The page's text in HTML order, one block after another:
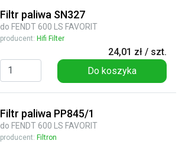
Filtr paliwa SN327
do FENDT 600 LS FAVORIT
producent: Hifi Filter
24,01 zł / szt.
Do koszyka
Filtr paliwa PP845/1
do FENDT 600 LS FAVORIT
producent: Filtron